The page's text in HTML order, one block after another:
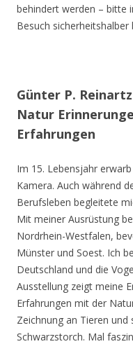
behindert werden – bitte
Besuch sicherheitshalber
Günter P.
Natur
Erfahrungen
Im 15. Lebensjahr
Kamera. Auch während
Berufsleben begleitete
Mit meiner Ausrüstung
Nordrhein-Westfalen,
Münster und Soest. Ich
Deutschland und die
Ausstellung zeigt meine
Erfahrungen mit der
Zeichnung an Tieren
Schwarzstorch. Mal